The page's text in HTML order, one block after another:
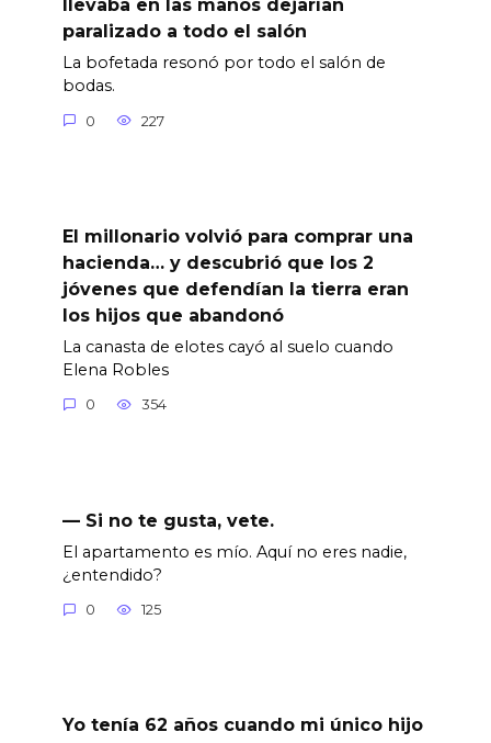
llevaba en las manos dejarían
paralizado a todo el salón
La bofetada resonó por todo el salón de
bodas.
0 227
El millonario volvió para comprar una
hacienda… y descubrió que los 2
jóvenes que defendían la tierra eran
los hijos que abandonó
La canasta de elotes cayó al suelo cuando
Elena Robles
0 354
— Si no te gusta, vete.
El apartamento es mío. Aquí no eres nadie,
¿entendido?
0 125
Yo tenía 62 años cuando mi único hijo